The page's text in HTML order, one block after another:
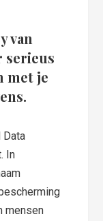
van
serieus
met je
Data
In
mensen